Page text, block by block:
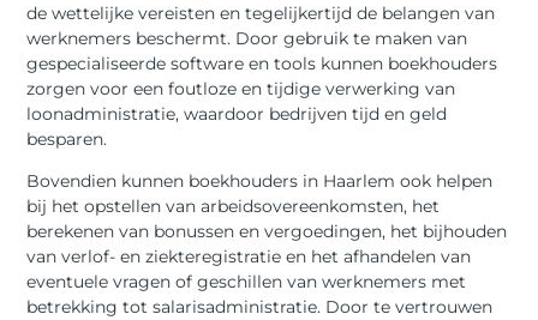
de wettelijke vereisten en tegelijkertijd de belangen van
werknemers beschermt. Door gebruik te maken van
gespecialiseerde software en tools kunnen boekhouders
zorgen voor een foutloze en tijdige verwerking van
loonadministratie, waardoor bedrijven tijd en geld
besparen.
Bovendien kunnen boekhouders in Haarlem ook helpen
bij het opstellen van arbeidsovereenkomsten, het
berekenen van bonussen en vergoedingen, het bijhouden
van verlof- en ziekteregistratie en het afhandelen van
eventuele vragen of geschillen van werknemers met
betrekking tot salarisadministratie. Door te vertrouwen